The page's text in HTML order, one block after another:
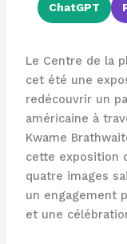
ChatGPT
Le Centre de la
cet été une
redécouvrir un
américaine à
Kwame
cette exposition
quatre images
un engagement
et une